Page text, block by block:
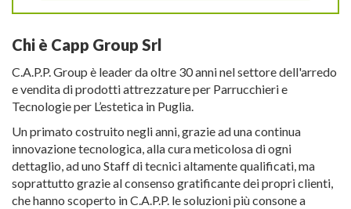
Chi è Capp Group Srl
C.A.P.P. Group è leader da oltre 30 anni nel settore dell'arredo
e vendita di prodotti attrezzature per Parrucchieri e
Tecnologie per L’estetica in Puglia.
Un primato costruito negli anni, grazie ad una continua
innovazione tecnologica, alla cura meticolosa di ogni
dettaglio, ad uno Staff di tecnici altamente qualificati, ma
soprattutto grazie al consenso gratificante dei propri clienti,
che hanno scoperto in C.A.P.P. le soluzioni più consone a